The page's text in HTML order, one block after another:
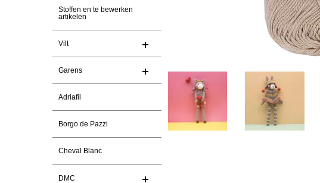
Stoffen en te bewerken
artikelen
Vilt
Garens
Adriafil
Borgo de Pazzi
Cheval Blanc
DMC